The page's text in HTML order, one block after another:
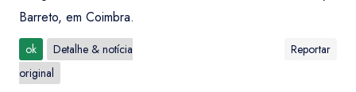
Barreto, em Coimbra.
ok
Detalhe & notícia
original
Reportar